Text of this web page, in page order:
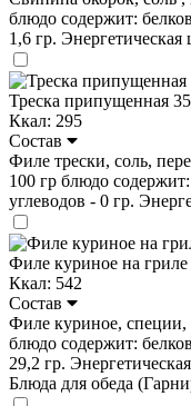
блюдо содержит:
1,6 гр. Энергетическая
Треска припущенная
Ккал: 295
Состав
Филе трески, соль,
100 гр блюдо
углеводов - 0 гр.
Филе куриное на гриле
Ккал: 542
Состав
Филе куриное, специи,
блюдо содержит:
29,2 гр.
Блюда для обеда